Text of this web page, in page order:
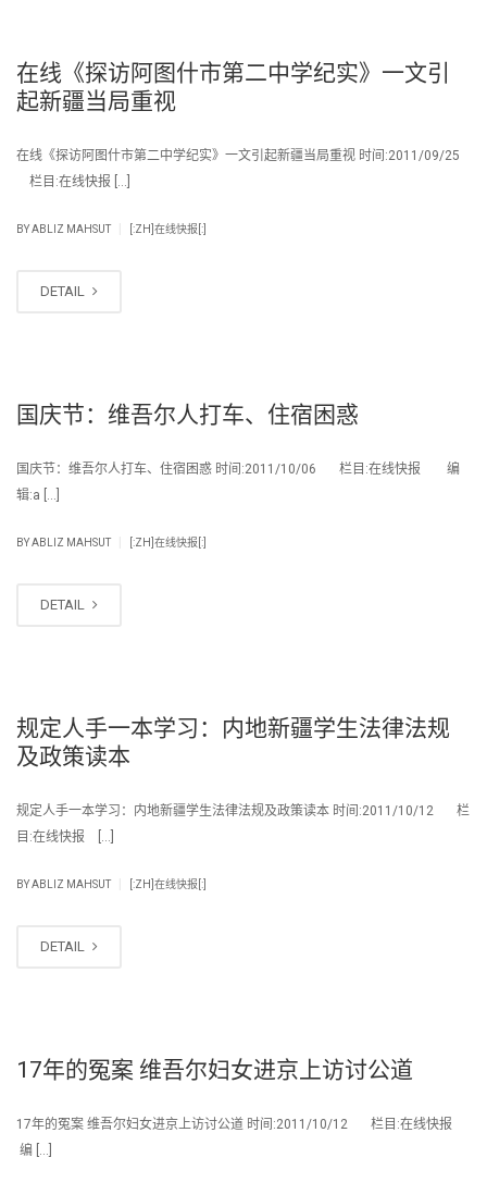
在线《探访阿图什市第二中学纪实》一文引
起新疆当局重视
在线《探访阿图什市第二中学纪实》一文引起新疆当局重视 时间:2011/09/25
栏目:在线快报 […]
BYABLIZ MAHSUT [:ZH]在线快报[:]
DETAIL
国庆节：维吾尔人打车、住宿困惑
国庆节：维吾尔人打车、住宿困惑 时间:2011/10/06 栏目:在线快报 编
辑:a […]
BYABLIZ MAHSUT [:ZH]在线快报[:]
DETAIL
规定人手一本学习：内地新疆学生法律法规
及政策读本
规定人手一本学习：内地新疆学生法律法规及政策读本 时间:2011/10/12 栏
目:在线快报 […]
BYABLIZ MAHSUT [:ZH]在线快报[:]
DETAIL
17年的冤案 维吾尔妇女进京上访讨公道
17年的冤案 维吾尔妇女进京上访讨公道 时间:2011/10/12 栏目:在线快报
编 […]